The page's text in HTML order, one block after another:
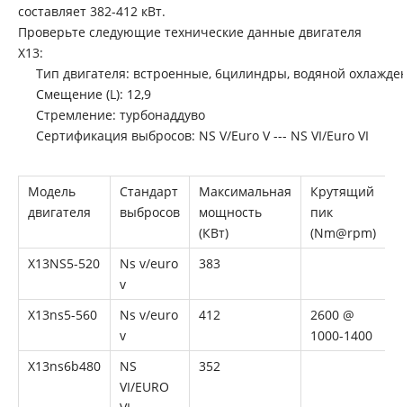
составляет 382-412 кВт.
Проверьте следующие технические данные двигателя
X13:
Тип двигателя: встроенные, 6цилиндры, водяной
Смещение (L): 12,9
Стремление: турбонаддуво
Сертификация выбросов: NS V/Euro V --- NS VI/Euro VI
Модель
двигателя
Стандарт
выбросов
Максимальная
мощность
(КВт)
Крутящий
пик
(Nm@rpm)
X13NS5-520
Ns v/euro
v
383
X13ns5-560
Ns v/euro
v
412
2600 @
1000-1400
X13ns6b480
NS
VI/EURO
352